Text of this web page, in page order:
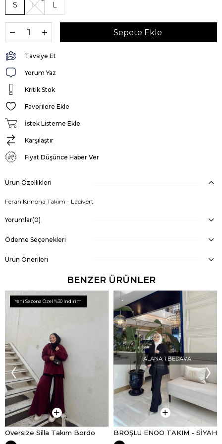
S M L
Tavsiye Et
Yorum Yaz
Kritik Stok
Favorilere Ekle
İstek Listeme Ekle
Karşılaştır
Fiyat Düşünce Haber Ver
Ürün Özellikleri
Ferah Kimona Takım - Lacivert
Yorumlar(0)
Ödeme Seçenekleri
Ürün Önerileri
BENZER ÜRÜNLER
Oversize Silla Takım Bordo
Yeni Sezona Özel %30 İndirim
1 ALANA 1 BEDAVA
BROŞLU ENOO TAKIM - SİYAH